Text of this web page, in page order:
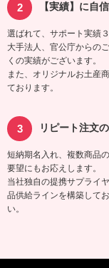
【実績】に自
選ばれて、サポート実績
大手法人、官公庁からの
くの実績がございます。
また、オリジナルお土産
ております。
リピート注文
短納期名入れ、複数商品
要望にもお応えします。
当社独自の提携サプライ
品供給ラインを構築して
い。